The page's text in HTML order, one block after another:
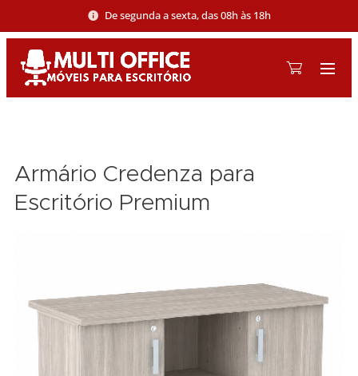
De segunda a sexta, das 08h às 18h
Armário Credenza para
Escritório Premium